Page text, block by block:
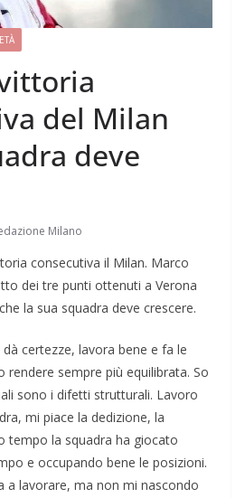
del Milan
deve
Milano
consecutiva il Milan. Marco
dei tre punti ottenuti a Verona
la sua squadra deve crescere.
certezze, lavora bene e fa le
rendere sempre più equilibrata. So
sono i difetti strutturali. Lavoro
mi piace la dedizione, la
tempo la squadra ha giocato
e occupando bene le posizioni.
a lavorare, ma non mi nascondo